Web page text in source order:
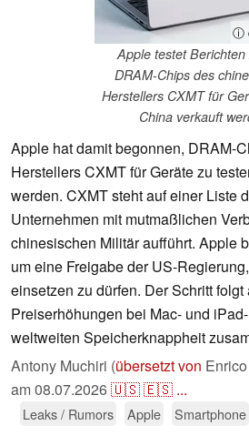
ⓘ
Apple testet Berichten
DRAM-Chips des
Herstellers CXMT für
China verkauft
Apple hat damit begonnen, DRAM-
Herstellers CXMT für Geräte zu
werden. CXMT steht auf einer Liste
Unternehmen mit mutmaßlichen
chinesischen Militär aufführt. Apple
um eine Freigabe der US-
einsetzen zu dürfen. Der Schritt
Preiserhöhungen bei Mac- und
weltweiten Speicherknappheit
Antony Muchiri (übersetzt von
am08.07.2026🇺🇸🇪🇸 ...
Leaks / Rumors Apple Smartphone